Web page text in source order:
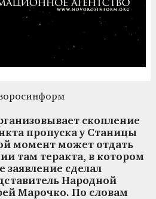
скопление
пропуска у Станицы
момент может отдать
там теракта, в котором
заявление сделал
Народной
Марочко. По словам